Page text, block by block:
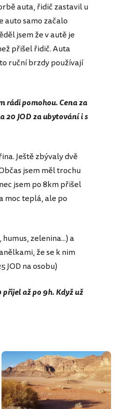
auta, řidič zastavil u
auto samo začalo
jsem že v autě je
přišel řidič. Auta
ruční brzdy používají
rádi pomohou. Cena za
20 JOD za ubytování i s
Ještě zbývaly dvě
jsem měl trochu
jsem po 8km přišel
moc teplá, ale po
zelenina...) a
že se k nim
JOD na osobu)
až po 9h. Když už